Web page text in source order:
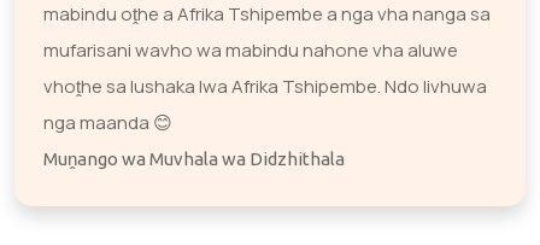
mabindu oṱhe a Afrika Tshipembe a nga vha nanga sa
mufarisani wavho wa mabindu nahone vha aluwe
vhoṱhe sa lushaka lwa Afrika Tshipembe. Ndo livhuwa
nga maanda 😊
Muṋango wa Muvhala wa Didzhithala